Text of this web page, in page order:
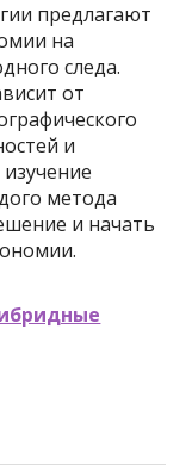
предлагают
на
следа.
от
и
метода
и начать